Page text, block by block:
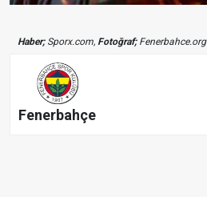
Haber;Sporx.com, Fotoğraf;Fenerbahce.org
Fenerbahçe